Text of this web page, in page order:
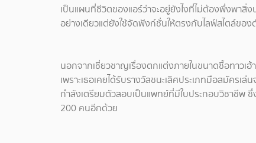
เป็นแผนที่ชีวิตของแอร์ว่าจะอยู่ยังไงที่ไม่ต้องพึ่งพาสิ่
อย่างเดียวแต่ยังใช้จัดฟังก์ชั่นให้ตรงกับไลฟ์สไตล์ของ
นอกจากเชี่ยวชาญเรื่องตกแต่งภายในขนาดซื้อทาวเ
เพราะเธอเคยได้รับรางวัลชนะเลิศประเภทมือสมัคร
กำลังเตรียมตัวสอบเป็นแพทย์ที่มีใบประกอบวิชาชีพ ซึ่
200 คนอีกด้วย